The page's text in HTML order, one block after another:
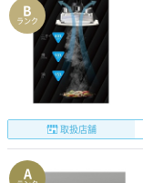
B
ランク
取扱店舗
A